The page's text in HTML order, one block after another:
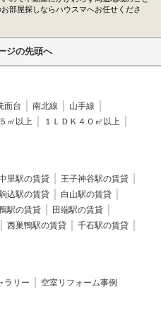
部屋探しならハウスマへお任せくださ
ジの先頭へ
面台 南北線
山手線
㎡以上
１ＬＤＫ４０㎡以上
里駅の賃貸
王子神谷駅の賃貸
込駅の賃貸
白山駅の賃貸
駅の賃貸
田端駅の賃貸
西巣鴨駅の賃貸
千石駅の賃貸
ラリー 空室リフォーム事例